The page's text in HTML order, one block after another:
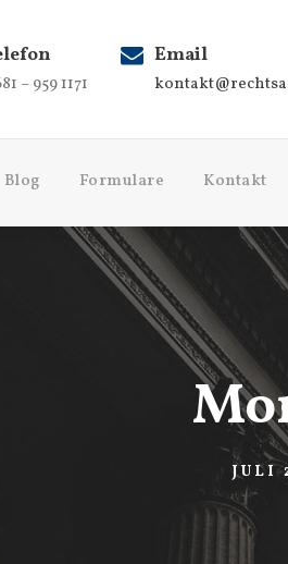
– 959 1171
Email
Blog Formulare Kontakt
JULI